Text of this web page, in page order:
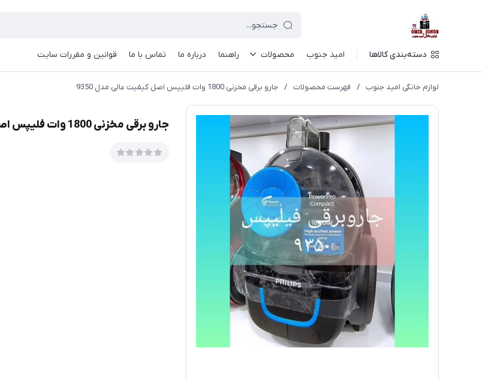
دسته‌بندی کالاها امید جنوب محصولات راهنما درباره ما تماس با ما قوانین و مقررات سایت
لوازم خانگی امید جنوب / فهرست محصولات / جارو برقی مخزنی 1800 وات فلیپس اصل کیفیت عالی مدل 9350
جارو برقی مخزنی 1800 وات فلیپس اصل کیفیت عالی مدل 9350